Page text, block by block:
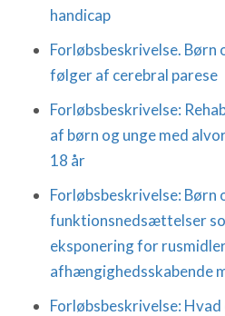
handicap
Forløbsbeskrivelse. Børn
følger af cerebral parese
Forløbsbeskrivelse:
af børn og unge med
18 år
Forløbsbeskrivelse: Børn
funktionsnedsættelser
eksponering for
afhængighedsskabende
Forløbsbeskrivelse: